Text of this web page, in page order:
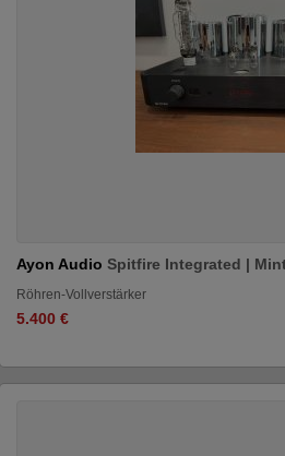
Ayon Audio Spitfire Integrated |
Röhren-Vollverstärker
5.400 €